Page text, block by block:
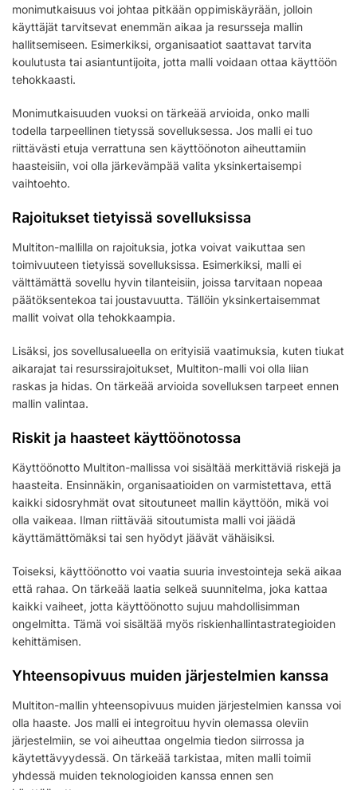
monimutkaisuus voi johtaa pitkään oppimiskäyrään, jolloin
käyttäjät tarvitsevat enemmän aikaa ja resursseja mallin
hallitsemiseen. Esimerkiksi, organisaatiot saattavat tarvita
koulutusta tai asiantuntijoita, jotta malli voidaan ottaa käyttöön
tehokkaasti.
Monimutkaisuuden vuoksi on tärkeää arvioida, onko malli
todella tarpeellinen tietyssä sovelluksessa. Jos malli ei tuo
riittävästi etuja verrattuna sen käyttöönoton aiheuttamiin
haasteisiin, voi olla järkevämpää valita yksinkertaisempi
vaihtoehto.
Rajoitukset tietyissä sovelluksissa
Multiton-mallilla on rajoituksia, jotka voivat vaikuttaa sen
toimivuuteen tietyissä sovelluksissa. Esimerkiksi, malli ei
välttämättä sovellu hyvin tilanteisiin, joissa tarvitaan nopeaa
päätöksentekoa tai joustavuutta. Tällöin yksinkertaisemmat
mallit voivat olla tehokkaampia.
Lisäksi, jos sovellusalueella on erityisiä vaatimuksia, kuten tiukat
aikarajat tai resurssirajoitukset, Multiton-malli voi olla liian
raskas ja hidas. On tärkeää arvioida sovelluksen tarpeet ennen
mallin valintaa.
Riskit ja haasteet käyttöönotossa
Käyttöönotto Multiton-mallissa voi sisältää merkittäviä riskejä ja
haasteita. Ensinnäkin, organisaatioiden on varmistettava, että
kaikki sidosryhmät ovat sitoutuneet mallin käyttöön, mikä voi
olla vaikeaa. Ilman riittävää sitoutumista malli voi jäädä
käyttämättömäksi tai sen hyödyt jäävät vähäisiksi.
Toiseksi, käyttöönotto voi vaatia suuria investointeja sekä aikaa
että rahaa. On tärkeää laatia selkeä suunnitelma, joka kattaa
kaikki vaiheet, jotta käyttöönotto sujuu mahdollisimman
ongelmitta. Tämä voi sisältää myös riskienhallintastrategioiden
kehittämisen.
Yhteensopivuus muiden järjestelmien kanssa
Multiton-mallin yhteensopivuus muiden järjestelmien kanssa voi
olla haaste. Jos malli ei integroituu hyvin olemassa oleviin
järjestelmiin, se voi aiheuttaa ongelmia tiedon siirrossa ja
käytettävyydessä. On tärkeää tarkistaa, miten malli toimii
yhdessä muiden teknologioiden kanssa ennen sen